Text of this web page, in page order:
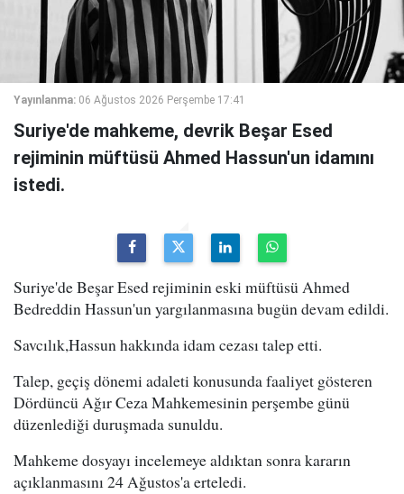
Yayınlanma: 06 Ağustos 2026 Perşembe 17:41
Suriye'de mahkeme, devrik Beşar Esed
rejiminin müftüsü Ahmed Hassun'un idamını
istedi.
Suriye'de Beşar Esed rejiminin eski müftüsü Ahmed
Bedreddin Hassun'un yargılanmasına bugün devam edildi.
Savcılık,Hassun hakkında idam cezası talep etti.
Talep, geçiş dönemi adaleti konusunda faaliyet gösteren
Dördüncü Ağır Ceza Mahkemesinin perşembe günü
düzenlediği duruşmada sunuldu.
Mahkeme dosyayı incelemeye aldıktan sonra kararın
açıklanmasını 24 Ağustos'a erteledi.